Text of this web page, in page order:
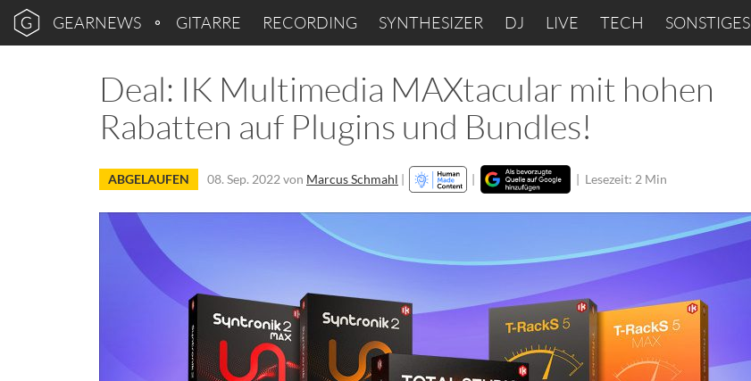
GEARNEWS GITARRE RECORDING SYNTHESIZER DJ LIVE TECH SONSTIGES
Deal: IK Multimedia MAXtacular mit hohen
Rabatten auf Plugins und Bundles!
ABGELAUFEN 08. Sep. 2022 von Marcus Schmahl | | | Lesezeit: 2 Min